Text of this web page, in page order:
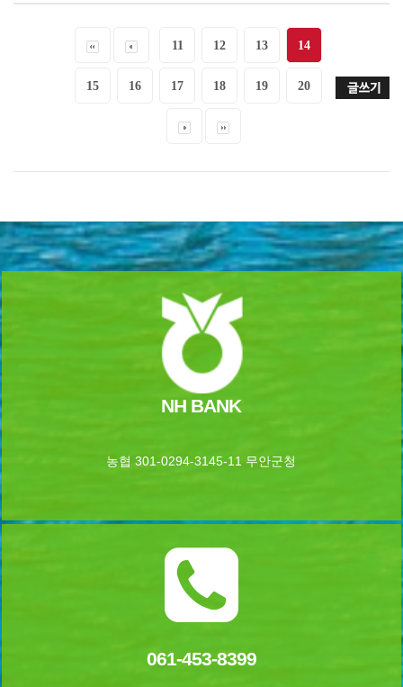
11 12 13 14
15 16 17 18 19 20
NH BANK
농협 301-0294-3145-11 무안군청
061-453-8399